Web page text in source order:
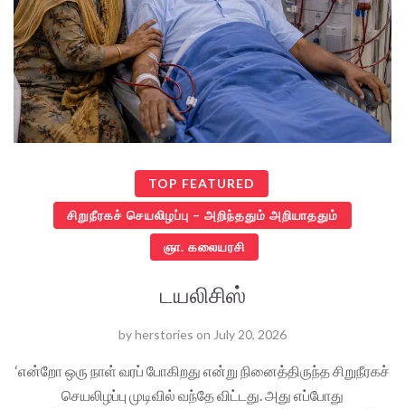
TOP FEATURED
சிறுநீரகச் செயலிழப்பு – அறிந்ததும் அறியாததும்
ஞா. கலையரசி
டயலிசிஸ்
byherstories on July 20, 2026
‘என்றோ ஒரு நாள் வரப் போகிறது என்று நினைத்திருந்த சிறுநீரகச்
செயலிழப்பு முடிவில் வந்தே விட்டது. அது எப்போது